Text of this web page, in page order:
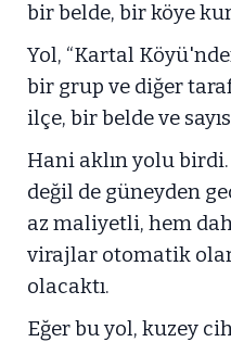
bir belde, bir köye
Yol, “Kartal
bir grup ve diğer
ilçe, bir belde ve
Hani aklın yolu
değil de güneyden
az maliyetli, hem
virajlar otomatik
olacaktı.
Eğer bu yol, kuzey